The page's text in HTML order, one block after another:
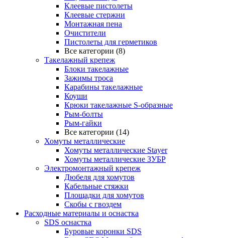
Клеевые пистолеты
Клеевые стержни
Монтажная пена
Очистители
Пистолеты для герметиков
Все категории (8)
Такелажный крепеж
Блоки такелажные
Зажимы троса
Карабины такелажные
Коуши
Крюки такелажные S-образные
Рым-болты
Рым-гайки
Все категории (14)
Хомуты металлические
Хомуты металлические Stayer
Хомуты металлические ЗУБР
Электромонтажный крепеж
Дюбеля для хомутов
Кабельные стяжки
Площадки для хомутов
Скобы с гвоздем
Расходные материалы и оснастка
SDS оснастка
Буровые коронки SDS